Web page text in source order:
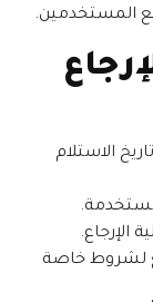
المستخدمين.
الاستلام
مستخدمة.
الإرجاع.
لشروط خاصة